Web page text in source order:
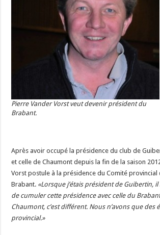
Pierre Vander Vorst veut devenir président du
Brabant.
Après avoir occupé la présidence du club de
et celle de Chaumont depuis la fin de la saison
Vorst postule à la présidence du Comité provincial
Brabant. «Lorsque j’étais président de Guibertin, il
de cumuler cette présidence avec celle du
Chaumont, c’est différent. Nous n’avons que des
provincial.»